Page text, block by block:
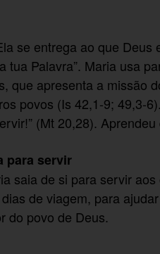
se entrega ao que Deus
Palavra”. Maria usa
que apresenta a missão
povos (Is 42,1-9; 49,3-
(Mt 20,28). Aprendeu
para servir
saia de si para servir
de viagem, para
do povo de Deus.